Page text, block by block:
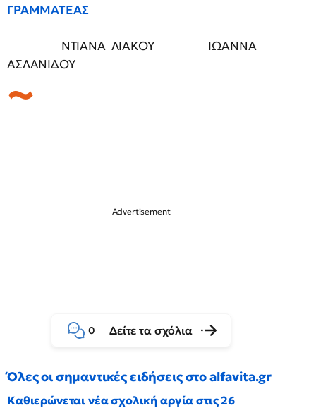
ΓΡΑΜΜΑΤΕΑΣ
ΝΤΙΑΝΑ ΛΙΑΚΟΥ ΙΩΑΝΝΑ
ΑΣΛΑΝΙΔΟΥ
0 Δείτε τα σχόλια
Όλες οι σημαντικές ειδήσεις στο alfavita.gr
Καθιερώνεται νέα σχολική αργία στις 26